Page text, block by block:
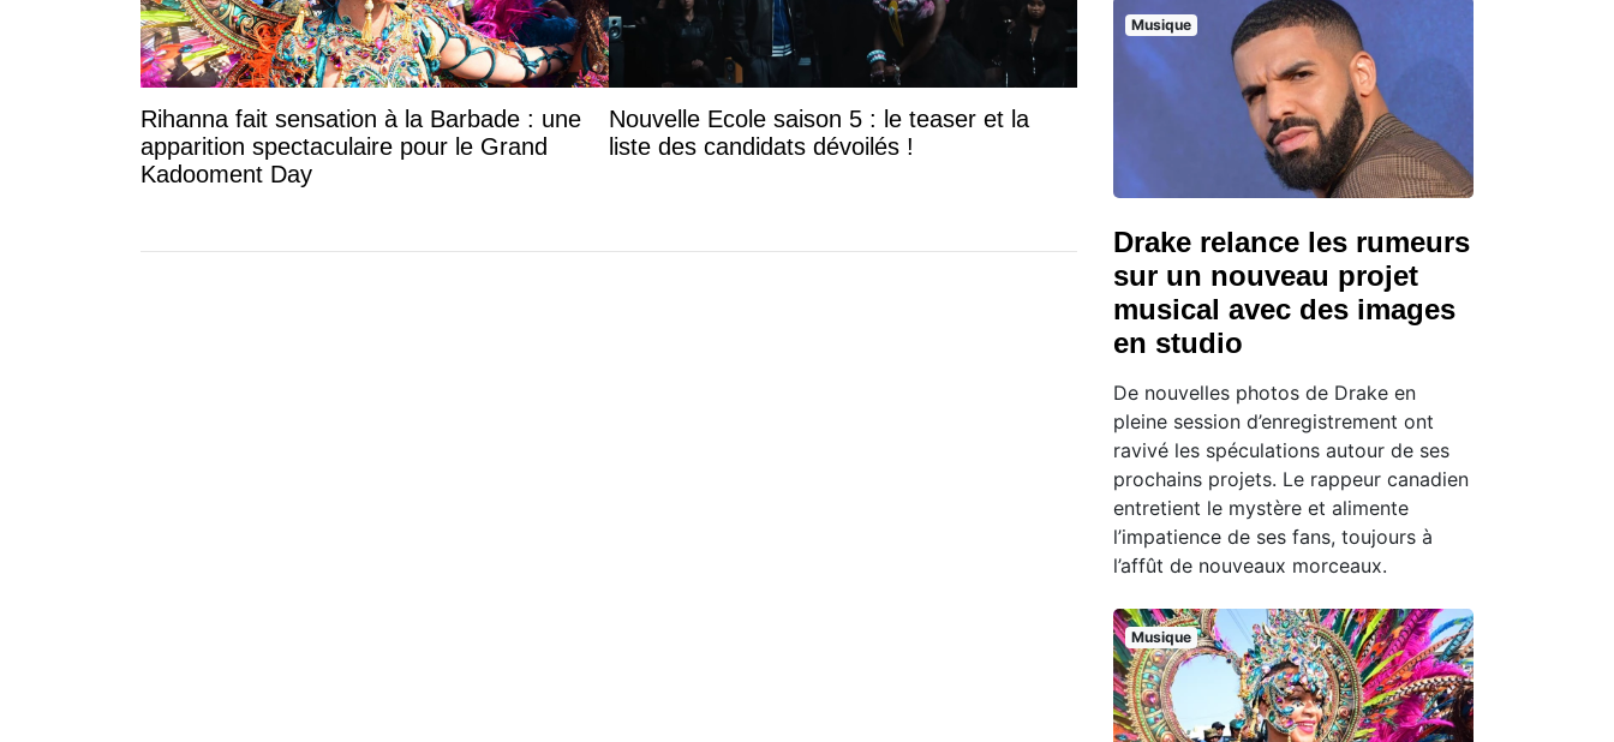
Rihanna fait sensation à la Barbade : une
apparition spectaculaire pour le Grand
Kadooment Day
Nouvelle Ecole saison 5 : le teaser et la
liste des candidats dévoilés !
Musique
Drake relance les rumeurs
sur un nouveau projet
musical avec des images
en studio
De nouvelles photos de Drake en
pleine session d’enregistrement ont
ravivé les spéculations autour de ses
prochains projets. Le rappeur canadien
entretient le mystère et alimente
l’impatience de ses fans, toujours à
l’affût de nouveaux morceaux.
Musique